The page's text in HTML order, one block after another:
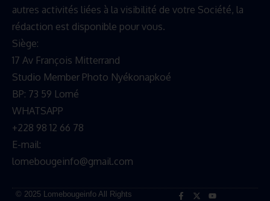
autres activités liées à la visibilité de votre Société, la
rédaction est disponible pour vous.
Siège:
17 Av François Mitterrand
Studio Member Photo Nyékonapkoé
BP: 73 59 Lomé
WHATSAPP ‪
+228 98 12 66 78
E-mail:
lomebougeinfo@gmail.com
© 2025 Lomebougeinfo All Rights